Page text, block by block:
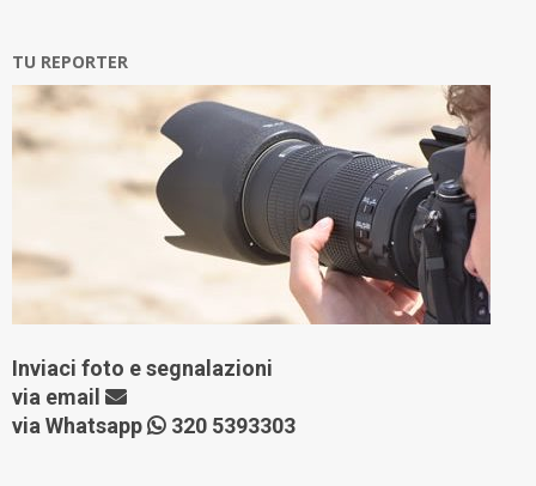
TU REPORTER
Inviaci foto e segnalazioni
via email
via Whatsapp
320 5393303